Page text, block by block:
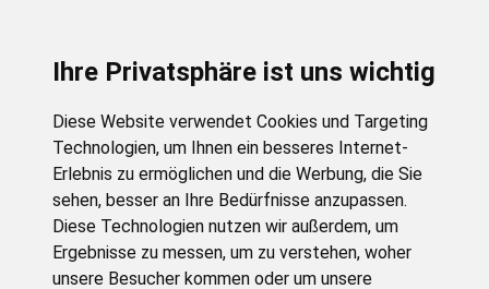
Ihre Privatsphäre ist uns wichtig
Diese Website verwendet Cookies und Targeting
Technologien, um Ihnen ein besseres Internet-
Erlebnis zu ermöglichen und die Werbung, die Sie
sehen, besser an Ihre Bedürfnisse anzupassen.
Diese Technologien nutzen wir außerdem, um
Ergebnisse zu messen, um zu verstehen, woher
unsere Besucher kommen oder um unsere